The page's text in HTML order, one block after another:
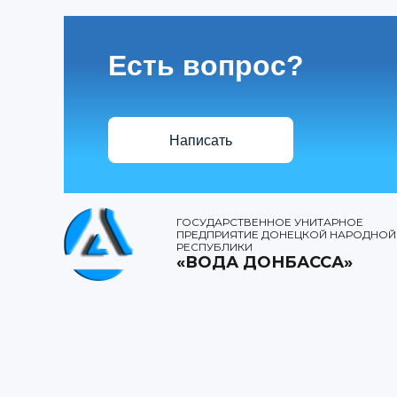
Есть вопрос?
Написать
ГОСУДАРСТВЕННОЕ УНИТАРНОЕ
ПРЕДПРИЯТИЕ ДОНЕЦКОЙ НАРОДНОЙ
РЕСПУБЛИКИ
«ВОДА ДОНБАССА»